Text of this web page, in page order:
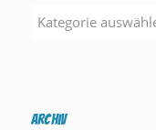
Themen
Archiv